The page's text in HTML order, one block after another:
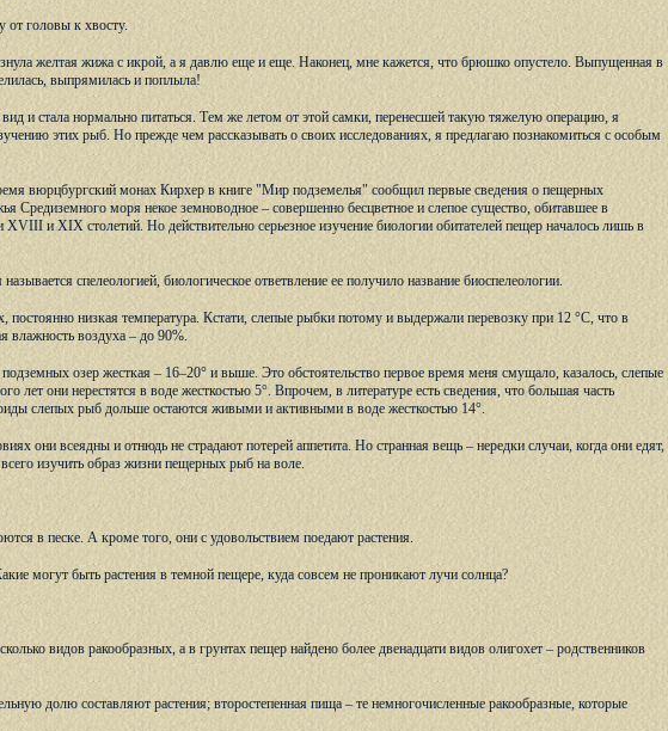
головы к хвосту.
желтая жижа с икрой, а я давлю еще и еще. Наконец, мне кажется, что брюшко опустело. Выпущенная в
выпрямилась и поплыла!
и стала нормально питаться. Тем же летом от этой самки, перенесшей такую тяжелую операцию, я
этих рыб. Но прежде чем рассказывать о своих исследованиях, я предлагаю познакомиться с особым
вюрцбургский монах Кирхер в книге "Мир подземелья" сообщил первые сведения о пещерных
моря некое земноводное – совершенно бесцветное и слепое существо, обитавшее в
и XIX столетий. Но действительно серьезное изучение биологии обитателей пещер началось лишь в
спелеологией, биологическое ответвление ее получило название биоспелеологии.
низкая температура. Кстати, слепые рыбки потому и выдержали перевозку при 12 °С, что в
влажность воздуха – до 90%.
озер жесткая – 16–20° и выше. Это обстоятельство первое время меня смущало, казалось, слепые
они нерестятся в воде жесткостью 5°. Впрочем, в литературе есть сведения, что большая часть
слепых рыб дольше остаются живыми и активными в воде жесткостью 14°.
они всеядны и отнюдь не страдают потерей аппетита. Но странная вещь – нередки случаи, когда они едят,
изучить образ жизни пещерных рыб на воле.
в песке. А кроме того, они с удовольствием поедают растения.
могут быть растения в темной пещере, куда совсем не проникают лучи солнца?
видов ракообразных, а в грунтах пещер найдено более двенадцати видов олигохет – родственников
долю составляют растения; второстепенная пища – те немногочисленные ракообразные, которые